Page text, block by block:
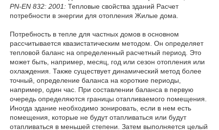
PN-EN 832: 2001: Тепловые свойства зданий Расчет
потребности в энергии для отопления Жилые дома.
Потребность в тепле для частных домов в основном
рассчитывается квазистатическим методом. Он определяет
тепловой баланс на определенный расчетный период. Это
может быть, например, месяц, год или сезон отопления или
охлаждения. Также существует динамический метод более
точный, определение баланса на короткие периоды,
например, один час. При составлении баланса в первую
очередь определяются границы отапливаемого помещения.
Иногда здание необходимо зонировать, если в нем есть
помещения, которые не будут отапливаться или будут
отапливаться в меньшей степени. Затем выполняется целый